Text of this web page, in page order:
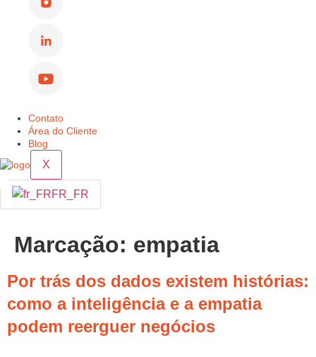
Contato
Área do Cliente
Blog
X
FR_FR
Marcação: empatia
Por trás dos dados existem histórias:
como a inteligência e a empatia
podem reerguer negócios